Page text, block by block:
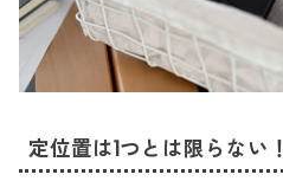
定位置は1つとは限らない！